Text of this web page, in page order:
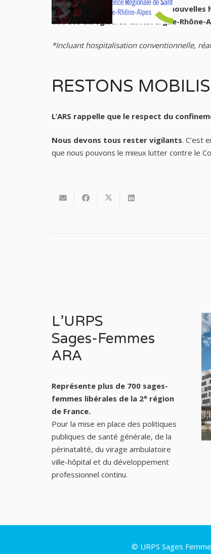
Pour la journée du 14 avril, 156
ont été enregistrés en Auvergne-Rhône-
*Incluant hospitalisation conventionnelle,
RESTONS
L’ARS rappelle que le respect du
Nous devons tous rester vigilants. C’est
que nous pouvons le mieux lutter contre le
L’URPS
Sages-Femmes
ARA
Représente plus de 700 sages-
femmes libérales de la 2e région
de France.
Pour la mise en place des politiques
publiques de santé générale, de la
périnatalité, du virage ambulatoire
ville-hôpital et du développement
professionnel continu.
© URPS Sages